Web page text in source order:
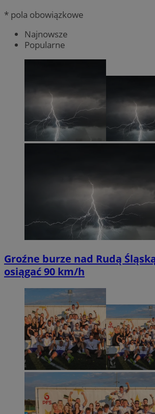
* pola obowiązkowe
Najnowsze
Popularne
Groźne burze nad Rudą
osiągać 90 km/h